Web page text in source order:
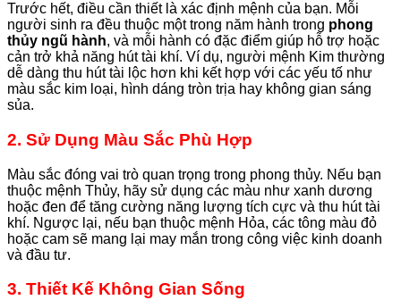
Trước hết, điều cần thiết là xác định mệnh của bạn. Mỗi
người sinh ra đều thuộc một trong năm hành trong phong
thủy ngũ hành, và mỗi hành có đặc điểm giúp hỗ trợ hoặc
cản trở khả năng hút tài khí. Ví dụ, người mệnh Kim thường
dễ dàng thu hút tài lộc hơn khi kết hợp với các yếu tố như
màu sắc kim loại, hình dáng tròn trịa hay không gian sáng
sủa.
2. Sử Dụng Màu Sắc Phù Hợp
Màu sắc đóng vai trò quan trọng trong phong thủy. Nếu bạn
thuộc mệnh Thủy, hãy sử dụng các màu như xanh dương
hoặc đen để tăng cường năng lượng tích cực và thu hút tài
khí. Ngược lại, nếu bạn thuộc mệnh Hỏa, các tông màu đỏ
hoặc cam sẽ mang lại may mắn trong công việc kinh doanh
và đầu tư.
3. Thiết Kế Không Gian Sống